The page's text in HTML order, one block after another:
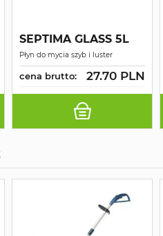
SEPTIMA GLASS 5L
Płyn do mycia szyb i luster
cena brutto: 27.70 PLN